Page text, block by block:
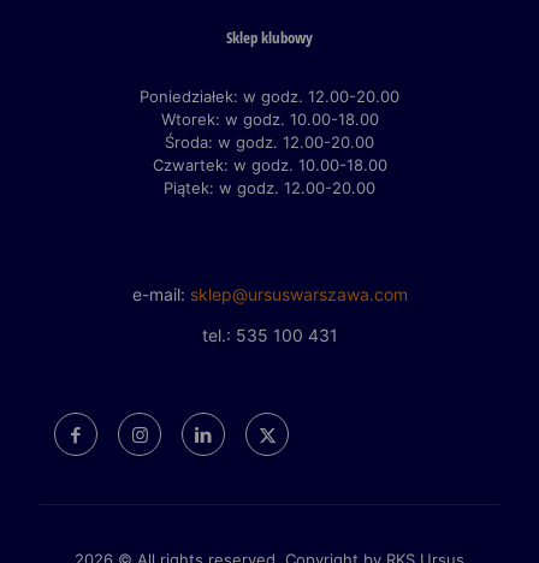
Sklep klubowy
Poniedziałek: w godz. 12.00-20.00
Wtorek: w godz. 10.00-18.00
Środa: w godz. 12.00-20.00
Czwartek: w godz. 10.00-18.00
Piątek: w godz. 12.00-20.00
e-mail: sklep@ursuswarszawa.com
tel.: 535 100 431